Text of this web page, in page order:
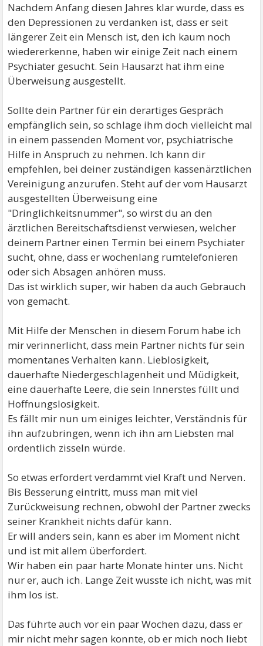
Nachdem Anfang diesen Jahres klar wurde, dass es
den Depressionen zu verdanken ist, dass er seit
längerer Zeit ein Mensch ist, den ich kaum noch
wiedererkenne, haben wir einige Zeit nach einem
Psychiater gesucht. Sein Hausarzt hat ihm eine
Überweisung ausgestellt.
Sollte dein Partner für ein derartiges Gespräch
empfänglich sein, so schlage ihm doch vielleicht mal
in einem passenden Moment vor, psychiatrische
Hilfe in Anspruch zu nehmen. Ich kann dir
empfehlen, bei deiner zuständigen kassenärztlichen
Vereinigung anzurufen. Steht auf der vom Hausarzt
ausgestellten Überweisung eine
"Dringlichkeitsnummer", so wirst du an den
ärztlichen Bereitschaftsdienst verwiesen, welcher
deinem Partner einen Termin bei einem Psychiater
sucht, ohne, dass er wochenlang rumtelefonieren
oder sich Absagen anhören muss.
Das ist wirklich super, wir haben da auch Gebrauch
von gemacht.
Mit Hilfe der Menschen in diesem Forum habe ich
mir verinnerlicht, dass mein Partner nichts für sein
momentanes Verhalten kann. Lieblosigkeit,
dauerhafte Niedergeschlagenheit und Müdigkeit,
eine dauerhafte Leere, die sein Innerstes füllt und
Hoffnungslosigkeit.
Es fällt mir nun um einiges leichter, Verständnis für
ihn aufzubringen, wenn ich ihn am Liebsten mal
ordentlich zisseln würde.
So etwas erfordert verdammt viel Kraft und Nerven.
Bis Besserung eintritt, muss man mit viel
Zurückweisung rechnen, obwohl der Partner zwecks
seiner Krankheit nichts dafür kann.
Er will anders sein, kann es aber im Moment nicht
und ist mit allem überfordert.
Wir haben ein paar harte Monate hinter uns. Nicht
nur er, auch ich. Lange Zeit wusste ich nicht, was mit
ihm los ist.
Das führte auch vor ein paar Wochen dazu, dass er
mir nicht mehr sagen konnte, ob er mich noch liebt